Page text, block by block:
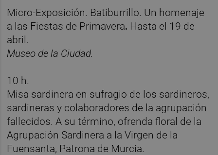
Micro-Exposición. Batiburrillo. Un homenaje
a las Fiestas de Primavera. Hasta el 19 de
abril.
Museo de la Ciudad.
10 h.
Misa sardinera en sufragio de los sardineros,
sardineras y colaboradores de la agrupación
fallecidos. A su término, ofrenda floral de la
Agrupación Sardinera a la Virgen de la
Fuensanta, Patrona de Murcia.